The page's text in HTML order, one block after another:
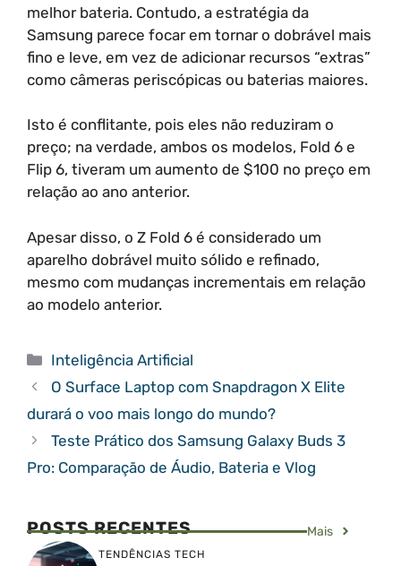
melhor bateria. Contudo, a estratégia da
Samsung parece focar em tornar o dobrável mais
fino e leve, em vez de adicionar recursos “extras”
como câmeras periscópicas ou baterias maiores.
Isto é conflitante, pois eles não reduziram o
preço; na verdade, ambos os modelos, Fold 6 e
Flip 6, tiveram um aumento de $100 no preço em
relação ao ano anterior.
Apesar disso, o Z Fold 6 é considerado um
aparelho dobrável muito sólido e refinado,
mesmo com mudanças incrementais em relação
ao modelo anterior.
Categorias
Inteligência Artificial
O Surface Laptop com Snapdragon X Elite
durará o voo mais longo do mundo?
Teste Prático dos Samsung Galaxy Buds 3
Pro: Comparação de Áudio, Bateria e Vlog
POSTS RECENTES Mais
TENDÊNCIAS TECH